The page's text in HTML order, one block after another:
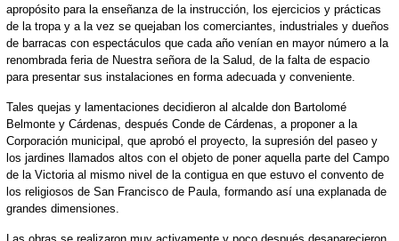
apropósito para la enseñanza de la instrucción, los ejercicios y prácticas
de la tropa y a la vez se quejaban los comerciantes, industriales y dueños
de barracas con espectáculos que cada año venían en mayor número a la
renombrada feria de Nuestra señora de la Salud, de la falta de espacio
para presentar sus instalaciones en forma adecuada y conveniente.
Tales quejas y lamentaciones decidieron al alcalde don Bartolomé
Belmonte y Cárdenas, después Conde de Cárdenas, a proponer a la
Corporación municipal, que aprobó el proyecto, la supresión del paseo y
los jardines llamados altos con el objeto de poner aquella parte del Campo
de la Victoria al mismo nivel de la contigua en que estuvo el convento de
los religiosos de San Francisco de Paula, formando así una explanada de
grandes dimensiones.